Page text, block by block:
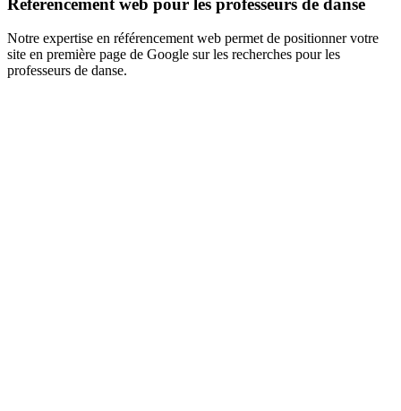
Notre expertise en référencement web permet de positionner votre
site en première page de Google sur les recherches pour les
professeurs de danse.